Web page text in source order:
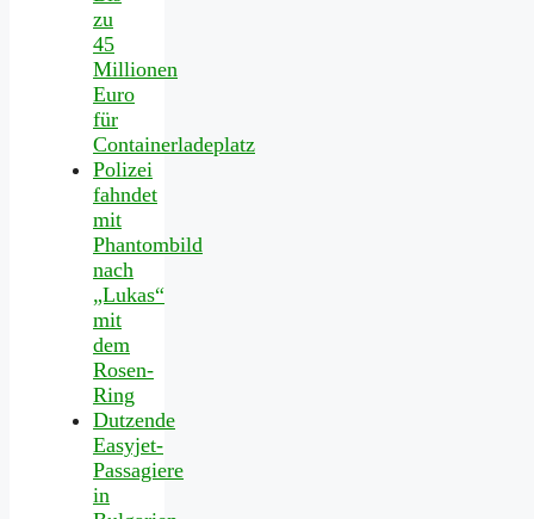
zu
45
Millionen
Euro
für
Containerladeplatz
Polizei
fahndet
mit
Phantombild
nach
„Lukas“
mit
dem
Rosen-
Ring
Dutzende
Easyjet-
Passagiere
in